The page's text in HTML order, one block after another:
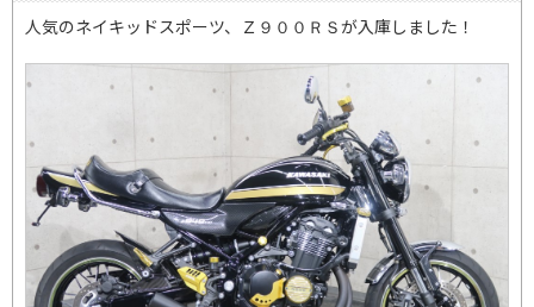
人気のネイキッドスポーツ、Ｚ９００ＲＳが入庫しました！